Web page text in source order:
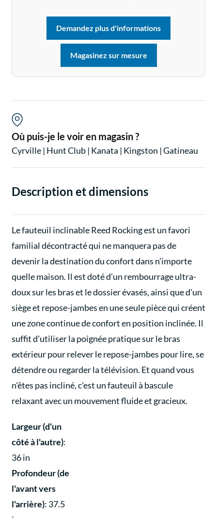
Demandez plus d'informations
Magasinez sur mesure
Où puis-je le voir en magasin ?
Cyrville | Hunt Club | Kanata | Kingston |Gatineau
Description et dimensions
Le fauteuil inclinable Reed Rocking est un favori
familial décontracté qui ne manquera pas de
devenir la destination du confort dans n'importe
quelle maison. Il est doté d'un rembourrage ultra-
doux sur les bras et le dossier évasés, ainsi que d'un
siège et repose-jambes en une seule pièce qui créent
une zone continue de confort en position inclinée. Il
suffit d'utiliser la poignée pratique sur le bras
extérieur pour relever le repose-jambes pour lire, se
détendre ou regarder la télévision. Et quand vous
n'êtes pas incliné, c'est un fauteuil à bascule
relaxant avec un mouvement fluide et gracieux.
Largeur (d'un
côté à l'autre):
36 in
Profondeur (de
l'avant vers
l'arrière): 37.5